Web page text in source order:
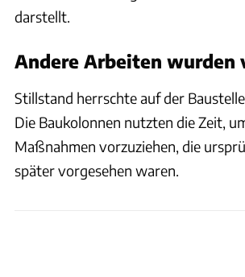
darstellt.
Andere Arbeiten wurden
Stillstand herrschte auf der
Die Baukolonnen nutzten die Zeit,
Maßnahmen vorzuziehen, die
später vorgesehen waren.